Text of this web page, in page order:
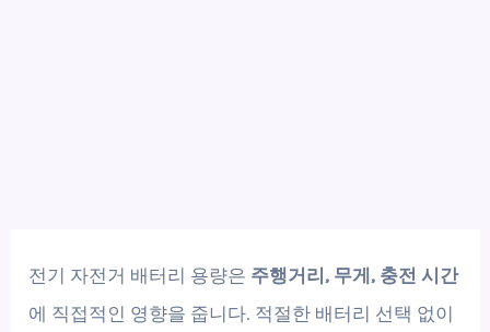
전기 자전거 배터리 용량은 주행거리, 무게, 충전 시간
에 직접적인 영향을 줍니다. 적절한 배터리 선택 없이